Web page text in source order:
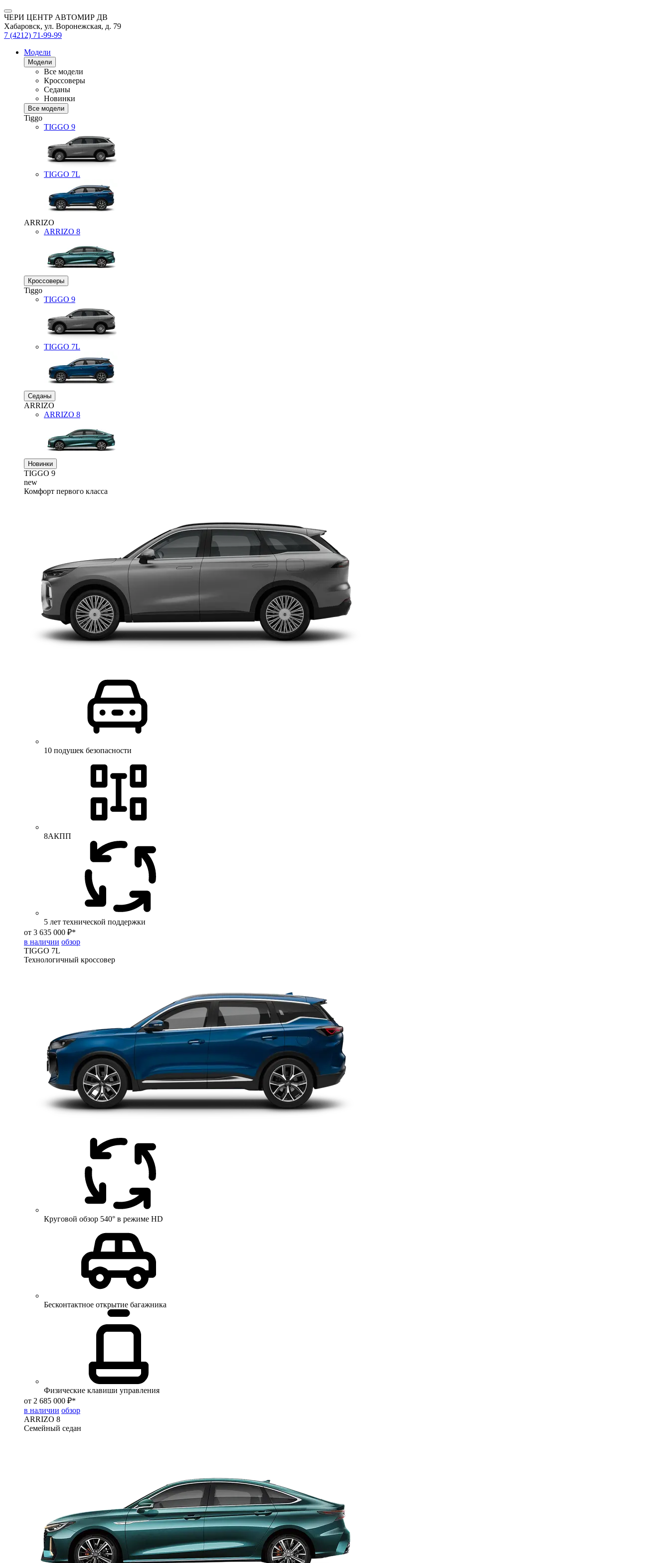
ЧЕРИ ЦЕНТР АВТОМИР ДВ
Хабаровск, ул. Воронежская, д. 79
7 (4212) 71-99-99
Модели
Модели
Все модели
Кроссоверы
Седаны
Новинки
Все модели
Tiggo
TIGGO 9
TIGGO 7L
ARRIZO
ARRIZO 8
Кроссоверы
Tiggo
TIGGO 9
TIGGO 7L
Седаны
ARRIZO
ARRIZO 8
Новинки
TIGGO 9
new
Комфорт первого класса
10 подушек безопасности
8АКПП
5 лет технической поддержки
от 3 635 000 ₽*
в наличии обзор
TIGGO 7L
Технологичный кроссовер
Круговой обзор 540° в режиме HD
Бесконтактное открытие багажника
Физические клавиши управления
от 2 685 000 ₽*
в наличии обзор
ARRIZO 8
Семейный седан